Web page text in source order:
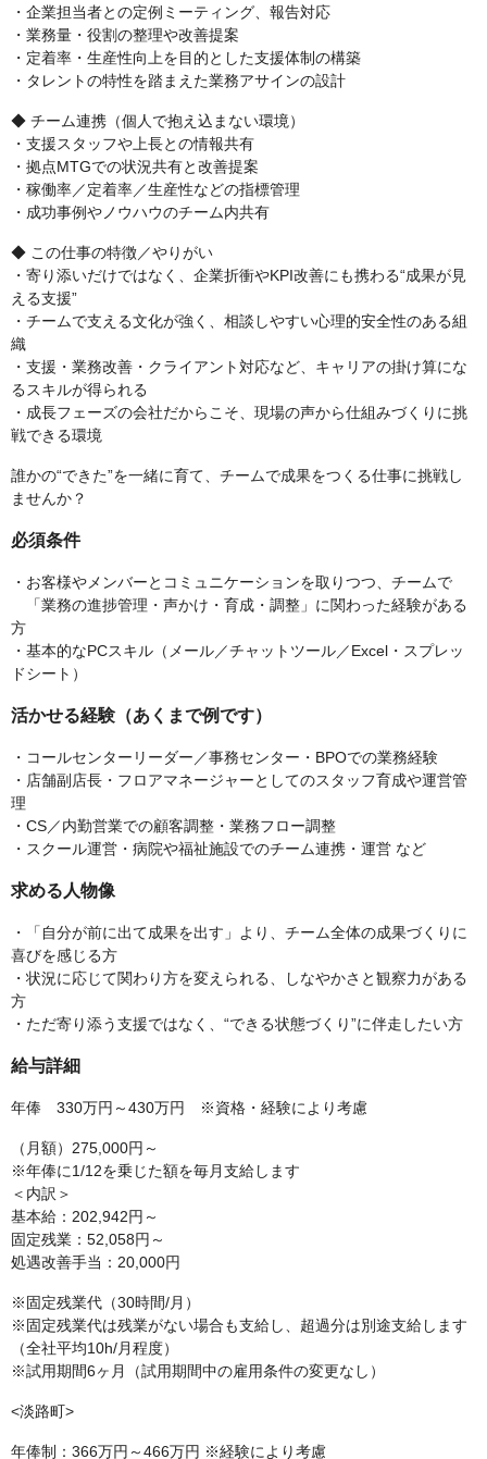
・企業担当者との定例ミーティング、報告対応
・業務量・役割の整理や改善提案
・定着率・生産性向上を目的とした支援体制の構築
・タレントの特性を踏まえた業務アサインの設計
◆ チーム連携（個人で抱え込まない環境）
・支援スタッフや上長との情報共有
・拠点MTGでの状況共有と改善提案
・稼働率／定着率／生産性などの指標管理
・成功事例やノウハウのチーム内共有
◆ この仕事の特徴／やりがい
・寄り添いだけではなく、企業折衝やKPI改善にも携わる“成果が見
える支援”
・チームで支える文化が強く、相談しやすい心理的安全性のある組
織
・支援・業務改善・クライアント対応など、キャリアの掛け算にな
るスキルが得られる
・成長フェーズの会社だからこそ、現場の声から仕組みづくりに挑
戦できる環境
誰かの“できた”を一緒に育て、チームで成果をつくる仕事に挑戦し
ませんか？
必須条件
・お客様やメンバーとコミュニケーションを取りつつ、チームで
「業務の進捗管理・声かけ・育成・調整」に関わった経験がある
方
・基本的なPCスキル（メール／チャットツール／Excel・スプレッ
ドシート）
活かせる経験（あくまで例です）
・コールセンターリーダー／事務センター・BPOでの業務経験
・店舗副店長・フロアマネージャーとしてのスタッフ育成や運営管
理
・CS／内勤営業での顧客調整・業務フロー調整
・スクール運営・病院や福祉施設でのチーム連携・運営 など
求める人物像
・「自分が前に出て成果を出す」より、チーム全体の成果づくりに
喜びを感じる方
・状況に応じて関わり方を変えられる、しなやかさと観察力がある
方
・ただ寄り添う支援ではなく、“できる状態づくり”に伴走したい方
給与詳細
年俸 330万円～430万円 ※資格・経験により考慮
（月額）275,000円～
※年俸に1/12を乗じた額を毎月支給します
＜内訳＞
基本給：202,942円～
固定残業：52,058円～
処遇改善手当：20,000円
※固定残業代（30時間/月）
※固定残業代は残業がない場合も支給し、超過分は別途支給します
（全社平均10h/月程度）
※試用期間6ヶ月（試用期間中の雇用条件の変更なし）
<淡路町>
年俸制：366万円～466万円 ※経験により考慮